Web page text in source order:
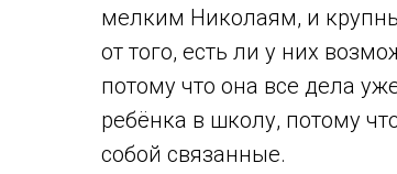
мелким Николаям, и
от того, есть ли у них
потому что она все дела
ребёнка в школу, потому
собой связанные.